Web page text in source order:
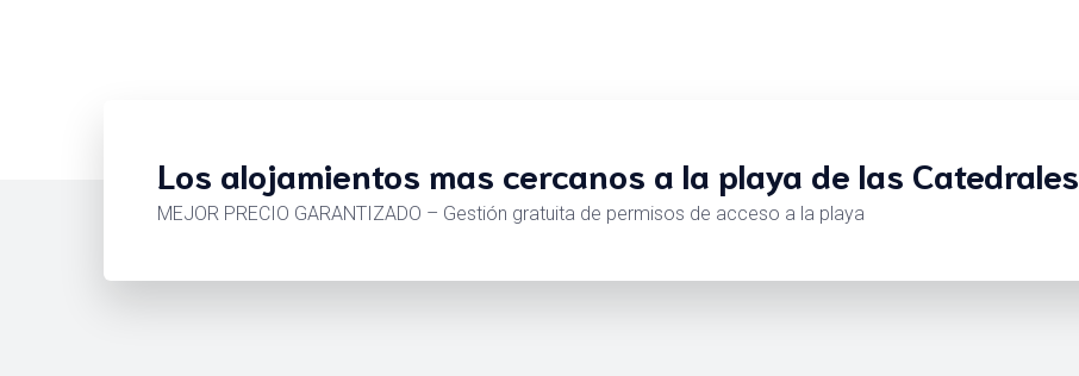
Los alojamientos mas cercanos a la playa de las Catedrales
MEJOR PRECIO GARANTIZADO – Gestión gratuita de permisos de acceso a la playa